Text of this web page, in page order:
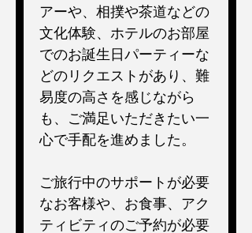
アーや、相撲や茶道などの
文化体験、ホテルのお部屋
でのお誕生日パーティーな
どのリクエストがあり、難
易度の高さを感じながら
も、ご満足いただきたい一
心で手配を進めました。
ご旅行中のサポートが必要
なお客様や、お食事、アク
ティビティのご予約が必要